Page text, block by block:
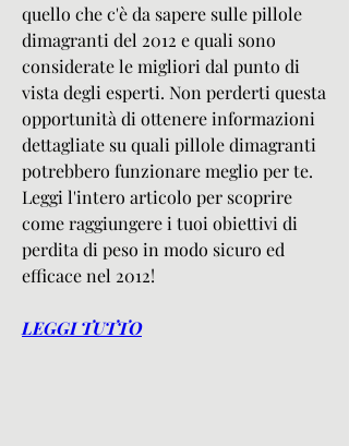
quello che c'è da sapere sulle pillole
dimagranti del 2012 e quali sono
considerate le migliori dal punto di
vista degli esperti. Non perderti questa
opportunità di ottenere informazioni
dettagliate su quali pillole dimagranti
potrebbero funzionare meglio per te.
Leggi l'intero articolo per scoprire
come raggiungere i tuoi obiettivi di
perdita di peso in modo sicuro ed
efficace nel 2012!
LEGGI TUTTO